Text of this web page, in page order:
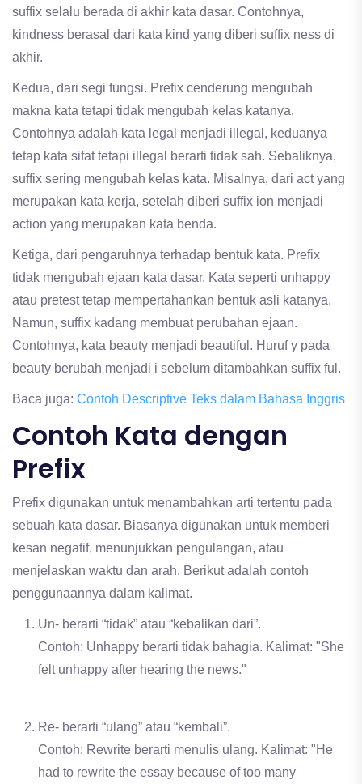
suffix selalu berada di akhir kata dasar. Contohnya,
kindness berasal dari kata kind yang diberi suffix ness di
akhir.
Kedua, dari segi fungsi. Prefix cenderung mengubah
makna kata tetapi tidak mengubah kelas katanya.
Contohnya adalah kata legal menjadi illegal, keduanya
tetap kata sifat tetapi illegal berarti tidak sah. Sebaliknya,
suffix sering mengubah kelas kata. Misalnya, dari act yang
merupakan kata kerja, setelah diberi suffix ion menjadi
action yang merupakan kata benda.
Ketiga, dari pengaruhnya terhadap bentuk kata. Prefix
tidak mengubah ejaan kata dasar. Kata seperti unhappy
atau pretest tetap mempertahankan bentuk asli katanya.
Namun, suffix kadang membuat perubahan ejaan.
Contohnya, kata beauty menjadi beautiful. Huruf y pada
beauty berubah menjadi i sebelum ditambahkan suffix ful.
Baca juga: Contoh Descriptive Teks dalam Bahasa Inggris
Contoh Kata dengan
Prefix
Prefix digunakan untuk menambahkan arti tertentu pada
sebuah kata dasar. Biasanya digunakan untuk memberi
kesan negatif, menunjukkan pengulangan, atau
menjelaskan waktu dan arah. Berikut adalah contoh
penggunaannya dalam kalimat.
Un- berarti “tidak” atau “kebalikan dari”.
Contoh: Unhappy berarti tidak bahagia. Kalimat: "She
felt unhappy after hearing the news."
Re- berarti “ulang” atau “kembali”.
Contoh: Rewrite berarti menulis ulang. Kalimat: "He
had to rewrite the essay because of too many